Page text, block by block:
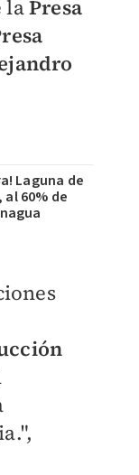
laPresa
Laguna de
60% de